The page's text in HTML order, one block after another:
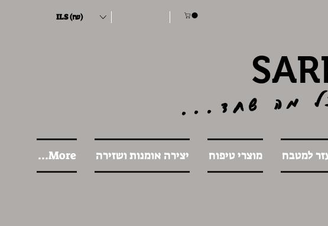
ILS (₪)
מה שחד...
למטבח מוצרי טיפוח יצירה אומנות ושזירה More...